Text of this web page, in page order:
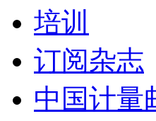
培训
订阅杂志
中国计量